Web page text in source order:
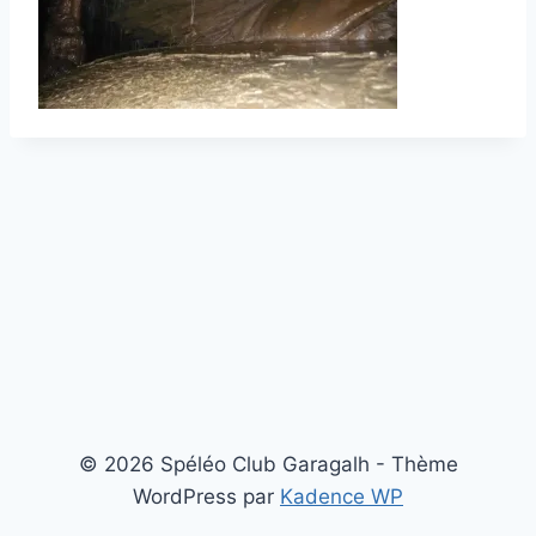
© 2026 Spéléo Club Garagalh - Thème
WordPress par Kadence WP